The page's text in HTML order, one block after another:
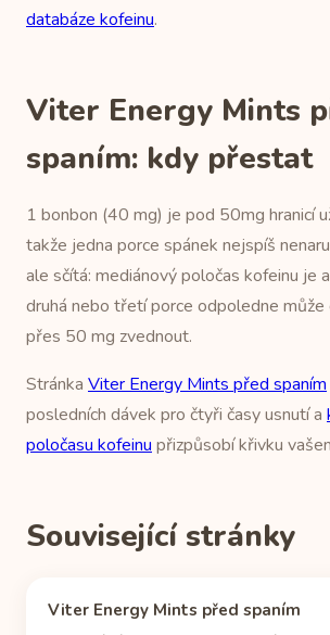
databáze kofeinu.
Viter Energy Mints
spaním: kdy přestat
1 bonbon (40 mg) je pod 50mg hranicí
takže jedna porce spánek nejspíš
ale sčítá: mediánový poločas kofeinu je
druhá nebo třetí porce odpoledne může
přes 50 mg zvednout.
Stránka Viter Energy Mints před spaním
posledních dávek pro čtyři časy usnutí a
poločasu kofeinu přizpůsobí křivku
Související stránky
Viter Energy Mints před spaním